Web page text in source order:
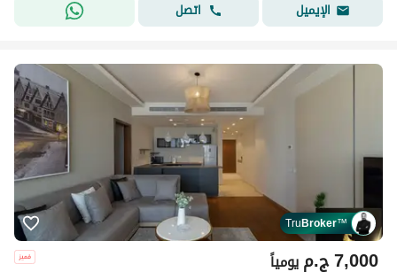
الإيميل
اتصل
TruBroker™
ج.م7,000 يومياً